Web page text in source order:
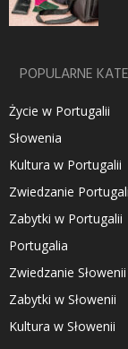
POPULARNE
Życie w Portugalii
Słowenia
Kultura w Portugalii
Zwiedzanie
Zabytki w Portugalii
Portugalia
Zwiedzanie Słowenii
Zabytki w Słowenii
Kultura w Słowenii